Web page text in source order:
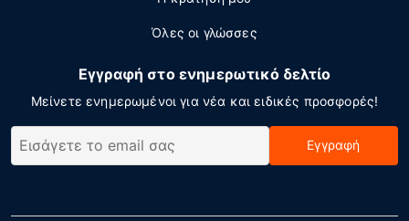
Όλες οι γλώσσες
Εγγραφή στο ενημερωτικό δελτίο
Μείνετε ενημερωμένοι για νέα και ειδικές προσφορές!
Εγγραφή